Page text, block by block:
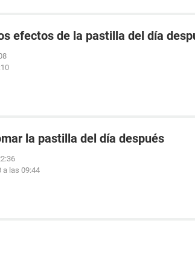
efectos de la pastilla del día
la pastilla del día después
a las 09:44